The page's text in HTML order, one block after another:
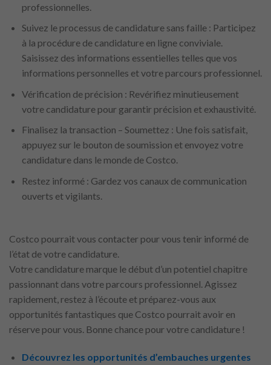
professionnelles.
Suivez le processus de candidature sans faille : Participez
à la procédure de candidature en ligne conviviale.
Saisissez des informations essentielles telles que vos
informations personnelles et votre parcours professionnel.
Vérification de précision : Revérifiez minutieusement
votre candidature pour garantir précision et exhaustivité.
Finalisez la transaction – Soumettez : Une fois satisfait,
appuyez sur le bouton de soumission et envoyez votre
candidature dans le monde de Costco.
Restez informé : Gardez vos canaux de communication
ouverts et vigilants.
Costco pourrait vous contacter pour vous tenir informé de
l’état de votre candidature.
Votre candidature marque le début d’un potentiel chapitre
passionnant dans votre parcours professionnel. Agissez
rapidement, restez à l’écoute et préparez-vous aux
opportunités fantastiques que Costco pourrait avoir en
réserve pour vous. Bonne chance pour votre candidature !
Découvrez les opportunités d’embauches urgentes